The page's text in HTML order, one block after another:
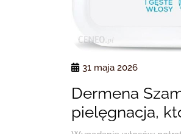
31 maja 2026
Dermena
pielęgnacja,